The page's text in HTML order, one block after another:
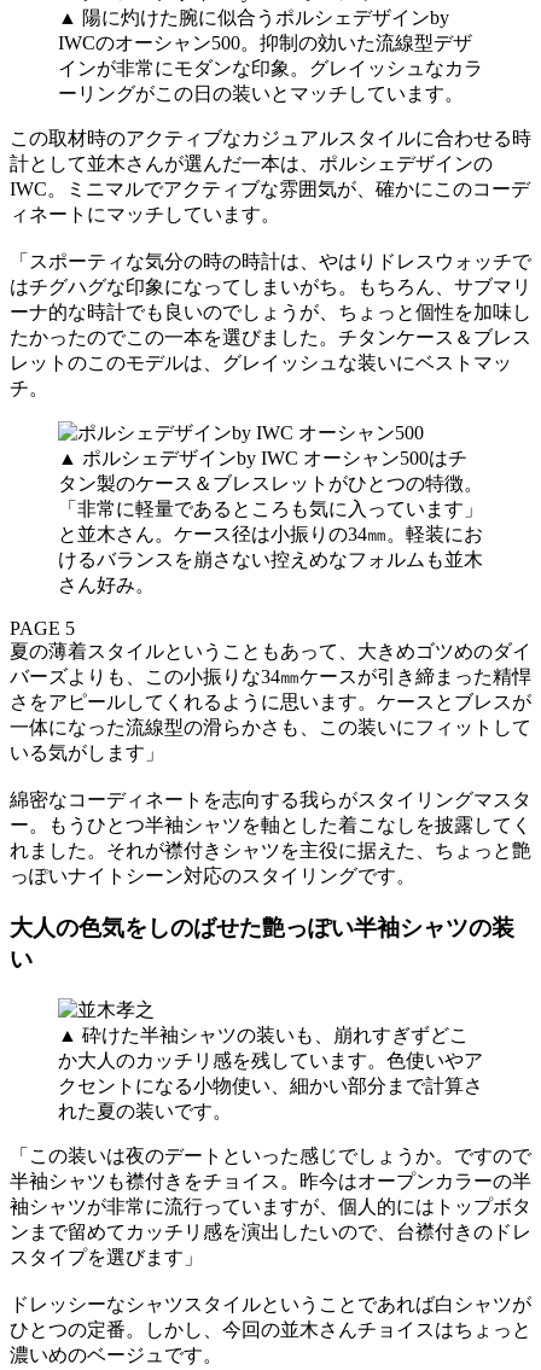
▲ 陽に灼けた腕に似合うポルシェデザインby
IWCのオーシャン500。抑制の効いた流線型デザ
インが非常にモダンな印象。グレイッシュなカラ
ーリングがこの日の装いとマッチしています。
この取材時のアクティブなカジュアルスタイルに合わせる時
計として並木さんが選んだ一本は、ポルシェデザインの
IWC。ミニマルでアクティブな雰囲気が、確かにこのコーデ
ィネートにマッチしています。
「スポーティな気分の時の時計は、やはりドレスウォッチで
はチグハグな印象になってしまいがち。もちろん、サブマリ
ーナ的な時計でも良いのでしょうが、ちょっと個性を加味し
たかったのでこの一本を選びました。チタンケース＆ブレス
レットのこのモデルは、グレイッシュな装いにベストマッ
チ。
▲ ポルシェデザインby IWC オーシャン500はチ
タン製のケース＆ブレスレットがひとつの特徴。
「非常に軽量であるところも気に入っています」
と並木さん。ケース径は小振りの34㎜。軽装にお
けるバランスを崩さない控えめなフォルムも並木
さん好み。
PAGE 5
夏の薄着スタイルということもあって、大きめゴツめのダイ
バーズよりも、この小振りな34㎜ケースが引き締まった精悍
さをアピールしてくれるように思います。ケースとブレスが
一体になった流線型の滑らかさも、この装いにフィットして
いる気がします」
綿密なコーディネートを志向する我らがスタイリングマスタ
ー。もうひとつ半袖シャツを軸とした着こなしを披露してく
れました。それが襟付きシャツを主役に据えた、ちょっと艶
っぽいナイトシーン対応のスタイリングです。
大人の色気をしのばせた艶っぽい半袖シャツの装
い
▲ 砕けた半袖シャツの装いも、崩れすぎずどこ
か大人のカッチリ感を残しています。色使いやア
クセントになる小物使い、細かい部分まで計算さ
れた夏の装いです。
「この装いは夜のデートといった感じでしょうか。ですので
半袖シャツも襟付きをチョイス。昨今はオープンカラーの半
袖シャツが非常に流行っていますが、個人的にはトップボタ
ンまで留めてカッチリ感を演出したいので、台襟付きのドレ
スタイプを選びます」
ドレッシーなシャツスタイルということであれば白シャツが
ひとつの定番。しかし、今回の並木さんチョイスはちょっと
濃いめのベージュです。